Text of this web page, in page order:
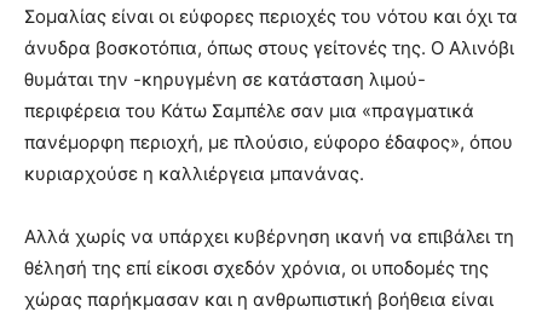
Σομαλίας είναι οι εύφορες περιοχές του νότου και όχι τα
άνυδρα βοσκοτόπια, όπως στους γείτονές της. Ο Αλινόβι
θυμάται την -κηρυγμένη σε κατάσταση λιμού-
περιφέρεια του Κάτω Σαμπέλε σαν μια «πραγματικά
πανέμορφη περιοχή, με πλούσιο, εύφορο έδαφος», όπου
κυριαρχούσε η καλλιέργεια μπανάνας.
Αλλά χωρίς να υπάρχει κυβέρνηση ικανή να επιβάλει τη
θέλησή της επί είκοσι σχεδόν χρόνια, οι υποδομές της
χώρας παρήκμασαν και η ανθρωπιστική βοήθεια είναι